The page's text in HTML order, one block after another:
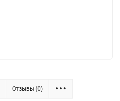
Отзывы (0)